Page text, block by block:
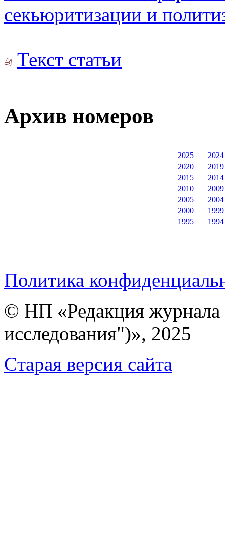
секьюритизации и
Текст статьи
Архив номеров
2025
2024
2020
2019
2015
2014
2010
2009
2005
2004
2000
1999
1995
1994
Политика
© НП «Редакция
исследования")», 2025
Cтарая версия сайта